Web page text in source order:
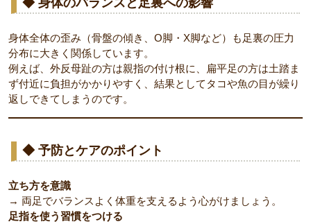
身体全体の歪み（骨盤の傾き、O脚・X脚など）も足裏の圧力
分布に大きく関係しています。
例えば、外反母趾の方は親指の付け根に、扁平足の方は土踏ま
ず付近に負担がかかりやすく、結果としてタコや魚の目が繰り
返しできてしまうのです。
◆ 予防とケアのポイント
立ち方を意識
→ 両足でバランスよく体重を支えるよう心がけましょう。
足指を使う習慣をつける